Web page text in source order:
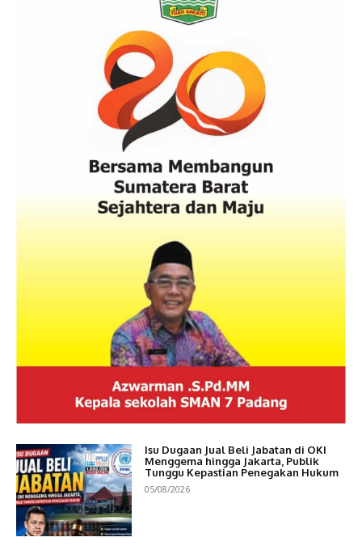
Isu Dugaan Jual Beli Jabatan di OKI
Menggema hingga Jakarta, Publik
Tunggu Kepastian Penegakan Hukum
05/08/2026